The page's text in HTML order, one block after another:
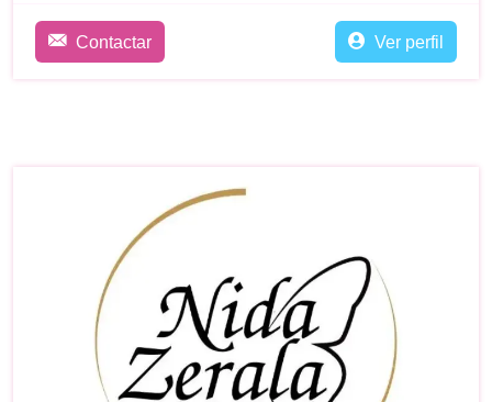
Contactar Ver perfil